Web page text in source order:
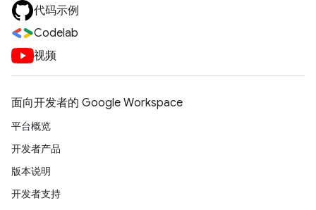
代码示例
Codelab
视频
面向开发者的 Google Workspace
平台概览
开发者产品
版本说明
开发者支持